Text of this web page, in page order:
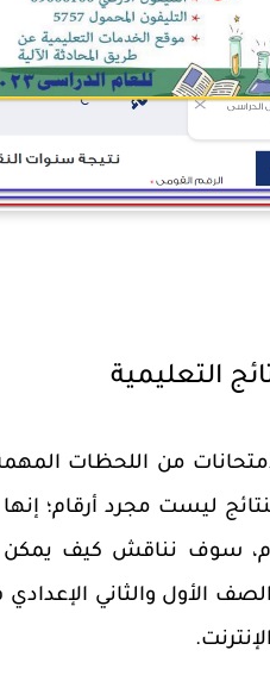
التعليمية
من اللحظات
ليست مجرد أرقام؛
سوف نناقش كيف
الأول والثاني